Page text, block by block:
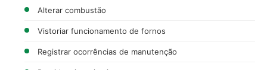
Alterar combustão
Vistoriar funcionamento de fornos
Registrar ocorrências de manutenção